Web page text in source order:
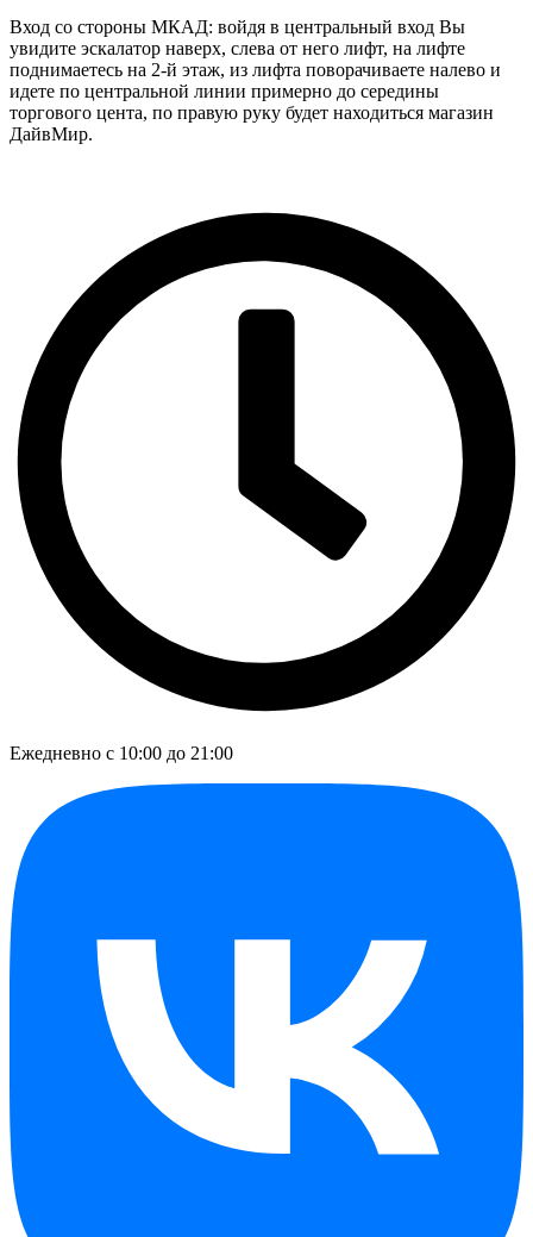
Вход со стороны МКАД: войдя в центральный вход Вы
увидите эскалатор наверх, слева от него лифт, на лифте
поднимаетесь на 2-й этаж, из лифта поворачиваете налево и
идете по центральной линии примерно до середины
торгового цента, по правую руку будет находиться магазин
ДайвМир.
Ежедневно с 10:00 до 21:00